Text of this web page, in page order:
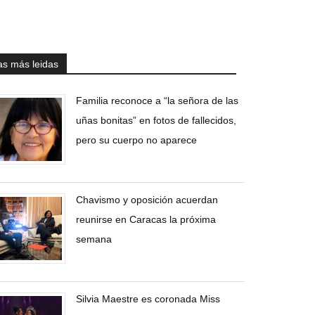
más leidas
Familia reconoce a “la señora de las
uñas bonitas” en fotos de fallecidos,
pero su cuerpo no aparece
Chavismo y oposición acuerdan
reunirse en Caracas la próxima
semana
Silvia Maestre es coronada Miss